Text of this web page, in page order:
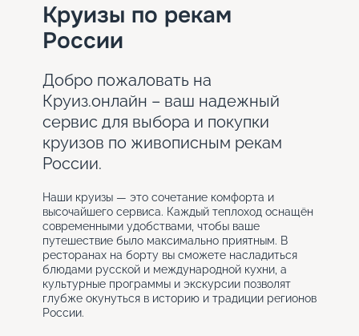
Круизы по рекам
России
Добро пожаловать на
Круиз.онлайн – ваш надежный
сервис для выбора и покупки
круизов по живописным рекам
России.
Наши круизы — это сочетание комфорта и
высочайшего сервиса. Каждый теплоход оснащён
современными удобствами, чтобы ваше
путешествие было максимально приятным. В
ресторанах на борту вы сможете насладиться
блюдами русской и международной кухни, а
культурные программы и экскурсии позволят
глубже окунуться в историю и традиции регионов
России.